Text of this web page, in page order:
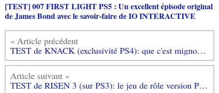
[TEST] 007 FIRST LIGHT PS5 : Un excellent épisode original
de James Bond avec le savoir-faire de IO INTERACTIVE
TEST de KNACK (exclusivité PS4): que c'est mignon mais que c'est dur!...
TEST de RISEN 3 (sur PS3): le jeu de rôle version Pirates des Caraïbes mais...